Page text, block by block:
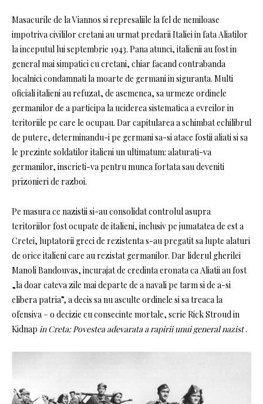
Masacurile de la Viannos si represaliile la fel de nemiloase
impotriva civililor cretani au urmat predarii Italiei in fata Aliatilor
la inceputul lui septembrie 1943. Pana atunci, italienii au fost in
general mai simpatici cu cretani, chiar facand contrabanda
localnici condamnati la moarte de germani in siguranta. Multi
oficiali italieni au refuzat, de asemenea, sa urmeze ordinele
germanilor de a participa la uciderea sistematica a evreilor in
teritoriile pe care le ocupau. Dar capitularea a schimbat echilibrul
de putere, determinandu-i pe germani sa-si atace fostii aliati si sa
le prezinte soldatilor italieni un ultimatum: alaturati-va
germanilor, inscrieti-va pentru munca fortata sau deveniti
prizonieri de razboi.
Pe masura ce nazistii si-au consolidat controlul asupra
teritoriilor fost ocupate de italieni, inclusiv pe jumatatea de est a
Cretei, luptatorii greci de rezistenta s-au pregatit sa lupte alaturi
de orice italieni care au rezistat germanilor. Dar liderul gherilei
Manoli Bandouvas, incurajat de credinta eronata ca Aliatii au fost
„la doar cateva zile mai departe de a navali pe tarm si de a-si
elibera patria”, a decis sa nu asculte ordinele si sa treaca la
ofensiva – o decizie cu consecinte mortale, scrie Rick Stroud in
Kidnap in Creta: Povestea adevarata a rapirii unui general nazist.